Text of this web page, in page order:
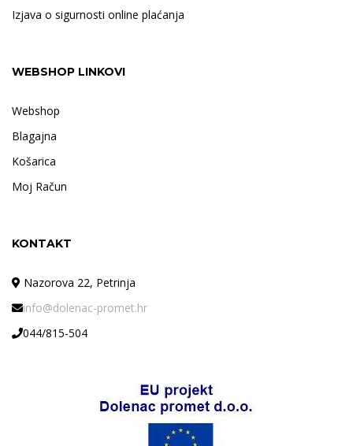
Izjava o sigurnosti online plaćanja
WEBSHOP LINKOVI
Webshop
Blagajna
Košarica
Moj Račun
KONTAKT
Nazorova 22, Petrinja
info@dolenac-promet.hr
044/815-504